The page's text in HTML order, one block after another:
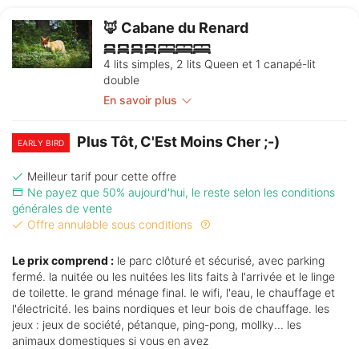
🦊 Cabane du Renard
4 lits simples, 2 lits Queen et 1 canapé-lit
double
En savoir plus
EARLY BIRD Plus Tôt, C'Est Moins Cher ;-)
Meilleur tarif pour cette offre
Ne payez que 50% aujourd'hui, le reste selon les conditions
générales de vente
Offre annulable sous conditions
Le prix comprend : le parc clôturé et sécurisé, avec parking
fermé. la nuitée ou les nuitées les lits faits à l'arrivée et le linge
de toilette. le grand ménage final. le wifi, l'eau, le chauffage et
l'électricité. les bains nordiques et leur bois de chauffage. les
jeux : jeux de société, pétanque, ping-pong, mollky... les
animaux domestiques si vous en avez